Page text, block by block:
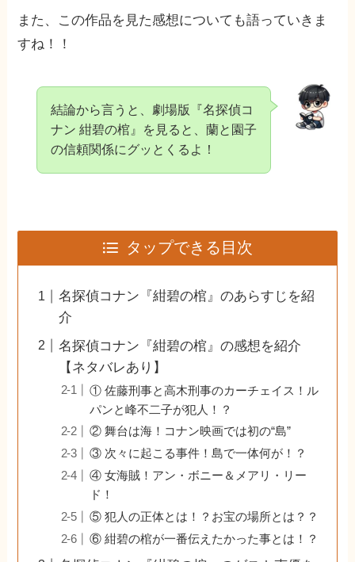
また、この作品を見た感想についても語っていきま
すね！！
結論から言うと、劇場版『名探偵コ
ナン 紺碧の棺』を見ると、蘭と園子
の信頼関係にグッとくるよ！
タップできる目次
名探偵コナン『紺碧の棺』のあらすじを紹
介
名探偵コナン『紺碧の棺』の感想を紹介
【ネタバレあり】
① 佐藤刑事と高木刑事のカーチェイス！ル
パンと峰不二子が犯人！？
② 舞台は海！コナン映画では初の“島”
③ 次々に起こる事件！島で一体何が！？
④ 女海賊！アン・ボニー＆メアリ・リー
ド！
⑤ 犯人の正体とは！？お宝の場所とは？？
⑥ 紺碧の棺が一番伝えたかった事とは！？